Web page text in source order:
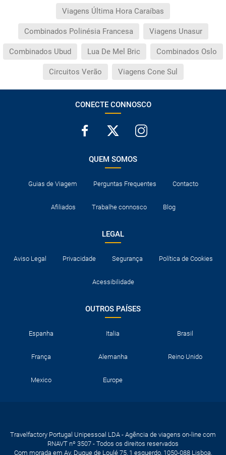
Viagens Última Hora Caraíbas
Combinados Polinésia Francesa Viagens Unasur
Combinados Ubud Lua De Mel Bric Combinados Oslo
Circuitos Verão Viagens Cone Sul
CONECTE CONNOSCO
QUEM SOMOS
Guias de Viagem Perguntas Frequentes Contacto
Afiliados Trabalhe connosco Blog
LEGAL
Aviso Legal Privacidade Segurança Política de Cookies
Acessibilidade
OUTROS PAÍSES
Espanha Italia Brasil
França Alemanha Reino Unido
Mexico Europe
Travelfactory Portugal Unipessoal LDA - Agência de viagens on-line com
RNAVT nº 3507 - Todos os direitos reservados
Com morada em Av. Duque de Loulé 75, 1 esquerdo, 1050-088 Lisboa,